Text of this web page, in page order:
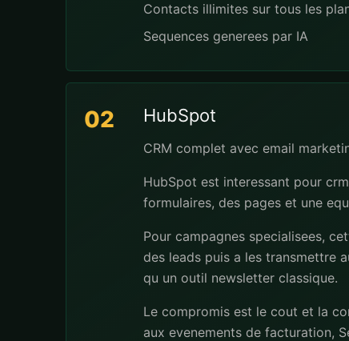
Contacts illimites sur tous les
Sequences generees par IA
02 HubSpot
CRM complet avec email
HubSpot est interessant pour
formulaires, des pages et une
Pour campagnes specialisees,
des leads puis a les transmettre
qu un outil newsletter classique.
Le compromis est le cout et la
aux evenements de facturation,